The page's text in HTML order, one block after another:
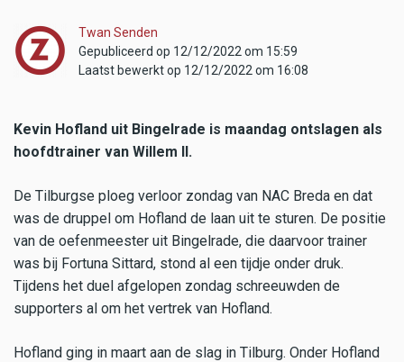
Twan Senden
Gepubliceerd op 12/12/2022 om 15:59
Laatst bewerkt op 12/12/2022 om 16:08
Kevin Hofland uit Bingelrade is maandag ontslagen als
hoofdtrainer van Willem II.
De Tilburgse ploeg verloor zondag van NAC Breda en dat
was de druppel om Hofland de laan uit te sturen. De positie
van de oefenmeester uit Bingelrade, die daarvoor trainer
was bij Fortuna Sittard, stond al een tijdje onder druk.
Tijdens het duel afgelopen zondag schreeuwden de
supporters al om het vertrek van Hofland.
Hofland ging in maart aan de slag in Tilburg. Onder Hofland